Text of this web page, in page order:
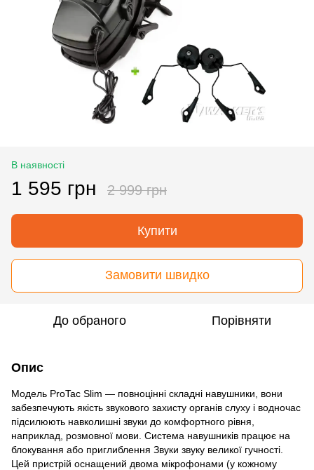
В наявності
1 595 грн 2 999 грн
Купити
Замовити швидко
До обраного Порівняти
Опис
Модель ProTac Slim — повноцінні складні навушники, вони
забезпечують якість звукового захисту органів слуху і водночас
підсилюють навколишні звуки до комфортного рівня,
наприклад, розмовної мови. Система навушників працює на
блокування або приглиблення Звуки звуку великої гучності.
Цей пристрій оснащений двома мікрофонами (у кожному